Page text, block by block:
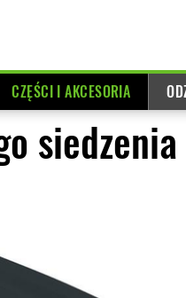
CZĘŚCI I AKCESORIA